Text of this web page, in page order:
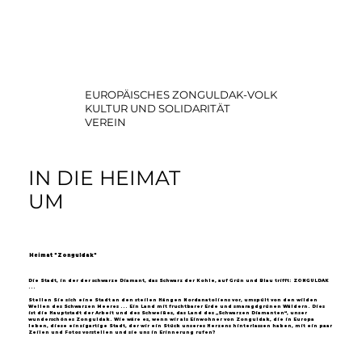
EUROPÄISCHES ZONGULDAK-VOLK
KULTUR UND SOLIDARITÄT
VEREIN
IN DIE HEIMAT
UM
Heimat "Zonguldak"
Die Stadt, in der der schwarze Diamant, das Schwarz der Kohle, auf Grün und Blau trifft: ZONGULDAK
...
Stellen Sie sich eine Stadt an den steilen Hängen Nordanatoliens vor, umspült von den wilden
Wellen des Schwarzen Meeres ... Ein Land mit fruchtbarer Erde und smaragdgrünen Wäldern. Dies
ist die Hauptstadt der Arbeit und des Schweißes, das Land des „Schwarzen Diamanten“, unser
wunderschönes Zonguldak. Wie wäre es, wenn wir als Einwohner von Zonguldak, die in Europa
leben, diese einzigartige Stadt, der wir ein Stück unseres Herzens hinterlassen haben, mit ein paar
Zeilen und Fotos vorstellen und sie uns in Erinnerung rufen?